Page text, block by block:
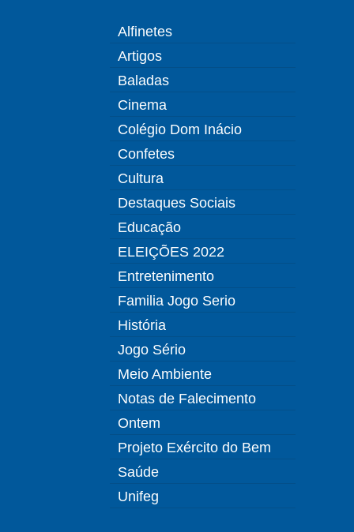
Alfinetes
Artigos
Baladas
Cinema
Colégio Dom Inácio
Confetes
Cultura
Destaques Sociais
Educação
ELEIÇÕES 2022
Entretenimento
Familia Jogo Serio
História
Jogo Sério
Meio Ambiente
Notas de Falecimento
Ontem
Projeto Exército do Bem
Saúde
Unifeg